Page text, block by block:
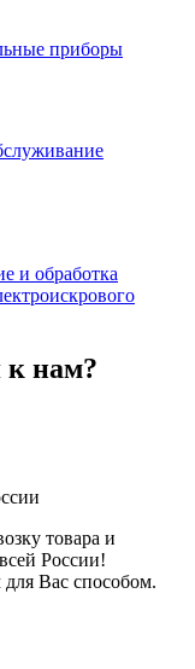
приборы
и обработка
к нам?
товара и
России!
для Вас способом.